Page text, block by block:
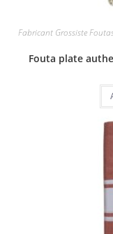
Fabricant Grossiste
Fouta plate